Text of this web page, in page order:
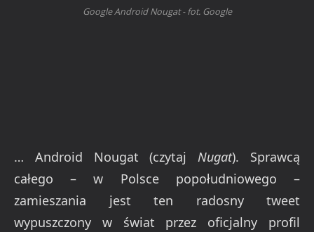
Google Android Nougat - fot. Google
… Android Nougat (czytajNugat). Sprawcą
całego – w Polsce popołudniowego –
zamieszania jest ten radosny tweet
wypuszczony w świat przez oficjalny profil